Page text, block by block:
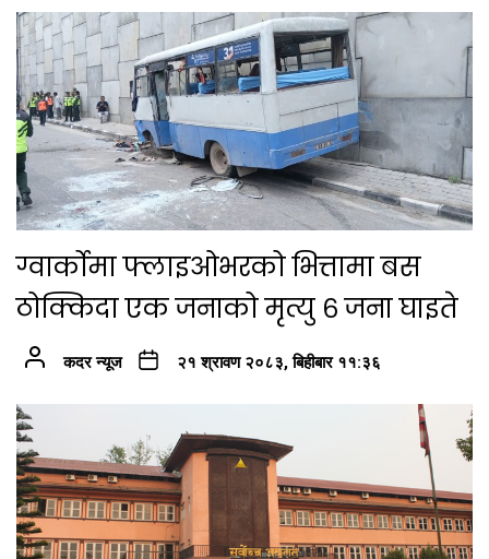
ग्वार्कोमा फ्लाइओभरको भित्तामा बस
ठोक्किदा एक जनाको मृत्यु ६ जना घाइते
कदर न्यूज २१ श्रावण २०८३, बिहीबार ११:३६